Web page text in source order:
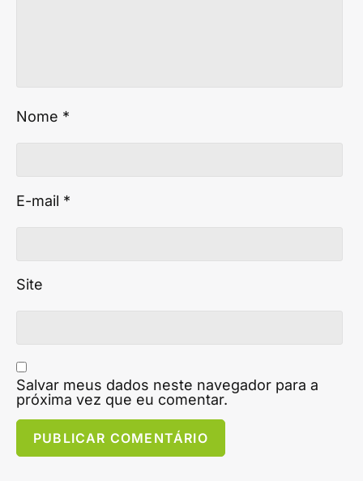
Nome *
E-mail *
Site
Salvar meus dados neste navegador para a
próxima vez que eu comentar.